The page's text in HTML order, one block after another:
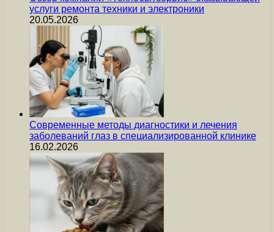
услуги ремонта техники и электроники
20.05.2026
Современные методы диагностики и лечения
заболеваний глаз в специализированной клинике
16.02.2026